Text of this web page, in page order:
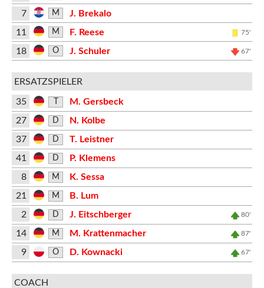
7
M
J. Brekalo
11
M F. Reese 75'
18 O J. Schuler 67'
ERSATZSPIELER
35
M. Gersbeck
27
D
N. Kolbe
37
D
T. Leistner
41
D
P. Klemens
8
M
K. Sessa
21
M
B. Lum
2
D J. Eitschberger 80'
14 M M. Krattenmacher 87'
9 O D. Kownacki 67'
COACH